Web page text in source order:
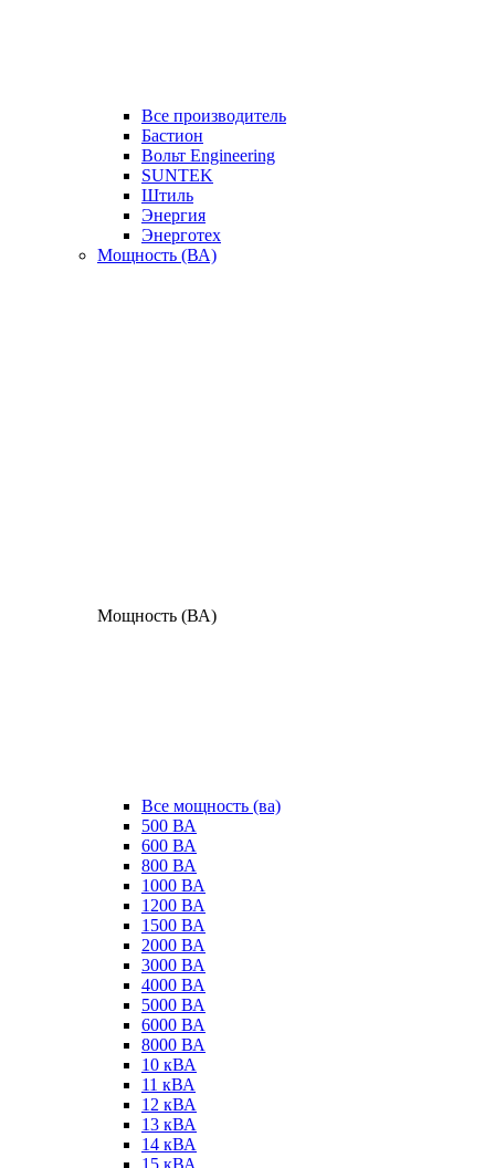
Все производитель
Бастион
Вольт Engineering
SUNTEK
Штиль
Энергия
Энерготех
Мощность (ВА)
Мощность (ВА)
Все мощность (ва)
500 ВА
600 ВА
800 ВА
1000 ВА
1200 ВА
1500 ВА
2000 ВА
3000 ВА
4000 ВА
5000 ВА
6000 ВА
8000 ВА
10 кВА
11 кВА
12 кВА
13 кВА
14 кВА
15 кВА